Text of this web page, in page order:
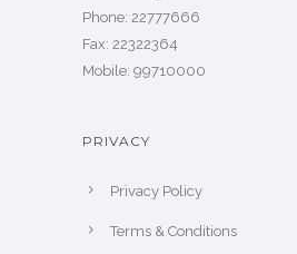
Phone: 22777666
Fax: 22322364
Mobile: 99710000
PRIVACY
Privacy Policy
Terms & Conditions